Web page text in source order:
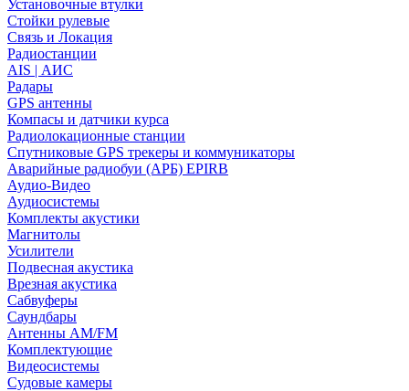
Установочные втулки
Стойки рулевые
Связь и Локация
Радиостанции
AIS | АИС
Радары
GPS антенны
Компасы и датчики курса
Радиолокационные станции
Спутниковые GPS трекеры и коммуникаторы
Аварийные радиобуи (АРБ) EPIRB
Аудио-Видео
Аудиосистемы
Комплекты акустики
Магнитолы
Усилители
Подвесная акустика
Врезная акустика
Сабвуферы
Саундбары
Антенны AM/FM
Комплектующие
Видеосистемы
Судовые камеры